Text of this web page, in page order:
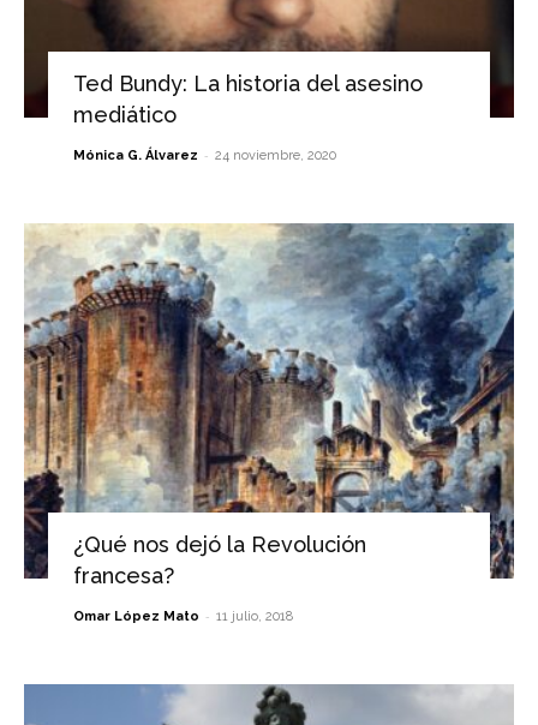
Ted Bundy: La historia del asesino
mediático
Mónica G. Álvarez - 24 noviembre, 2020
¿Qué nos dejó la Revolución
francesa?
Omar López Mato - 11 julio, 2018